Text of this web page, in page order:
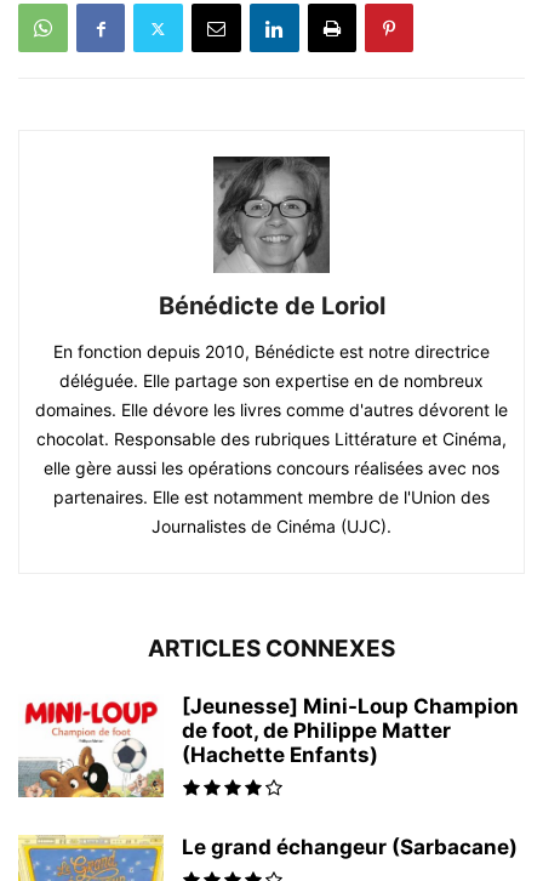
Bénédicte de Loriol
En fonction depuis 2010, Bénédicte est notre directrice
déléguée. Elle partage son expertise en de nombreux
domaines. Elle dévore les livres comme d'autres dévorent le
chocolat. Responsable des rubriques Littérature et Cinéma,
elle gère aussi les opérations concours réalisées avec nos
partenaires. Elle est notamment membre de l'Union des
Journalistes de Cinéma (UJC).
ARTICLES CONNEXES
[Jeunesse] Mini-Loup Champion
de foot, de Philippe Matter
(Hachette Enfants)
Le grand échangeur (Sarbacane)